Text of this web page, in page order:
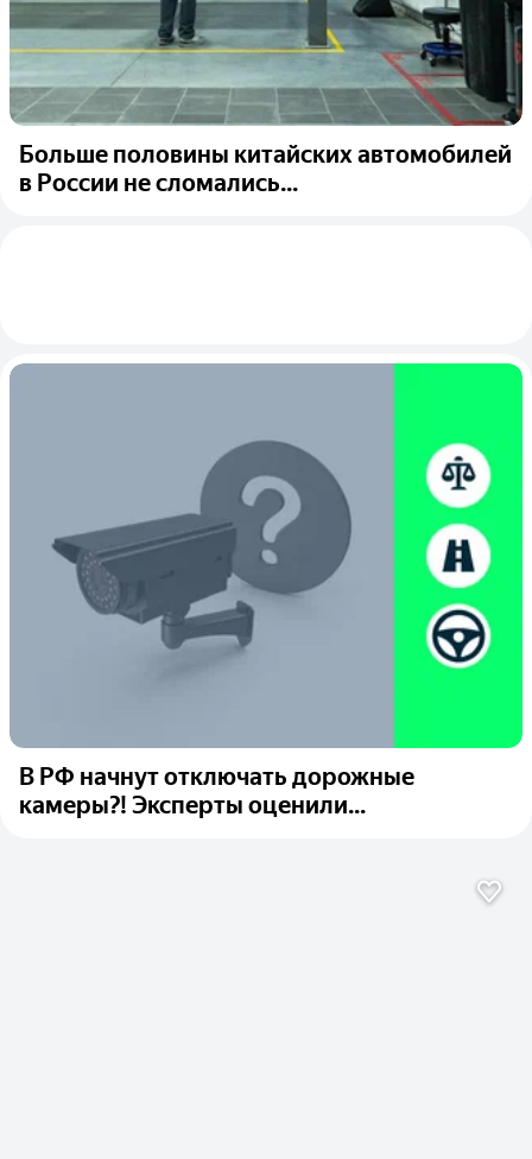
Больше половины китайских автомобилей
в России не сломались...
В РФ начнут отключать дорожные
камеры?! Эксперты оценили...